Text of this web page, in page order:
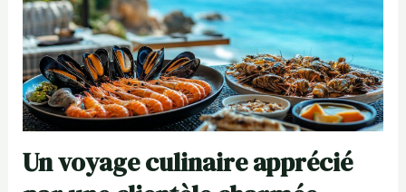
Un voyage culinaire apprécié